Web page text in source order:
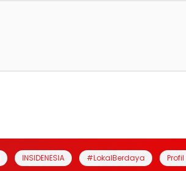
INSIDENESIA #LokalBerdaya